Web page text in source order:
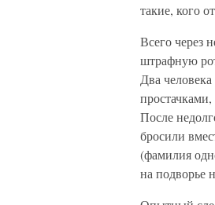
такие, кого
Всего через
штрафную
Два
После
бросили
(фамилия
на подворье